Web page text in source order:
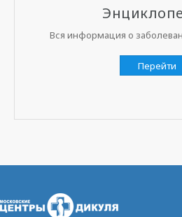
Вся информация о
Перейти